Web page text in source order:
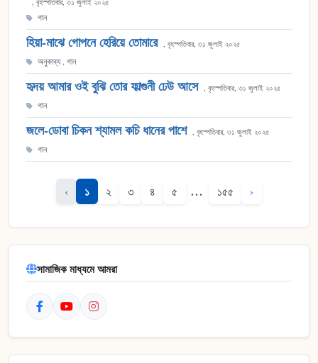
গান
হিয়া-মাঝে গোপনে হেরিয়ে তোমারে , বৃহস্পতিবার, ৩১ জুলাই ২০২৫
অনুকাব্য গান
হৃদয় আমার ওই বুঝি তোর ফাল্গুনী ঢেউ আসে , বৃহস্পতিবার, ৩১ জুলাই ২০২৫
গান
জলে-ডোবা চিকন শ্যামল কচি ধানের পাশে , বৃহস্পতিবার, ৩১ জুলাই ২০২৫
গান
‹ ১ ২ ৩ ৪ ৫ ... ১৫৫ ›
সামাজিক মাধ্যমে আমরা